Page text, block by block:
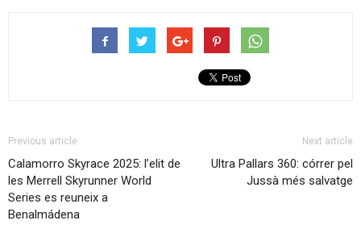
Previous article
Calamorro Skyrace 2025: l’elit de
les Merrell Skyrunner World
Series es reuneix a
Benalmádena
Next article
Ultra Pallars 360: córrer pel
Jussà més salvatge